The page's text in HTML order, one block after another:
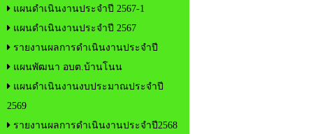
แผนดำเนินงานประจำปี 2567-1
แผนดำเนินงานประจำปี 2567
รายงานผลการดำเนินงานประจำปี
แผนพัฒนา อบต.บ้านโนน
แผนดำเนินงานงบประมาณประจำปี
2569
รายงานผลการดำเนินงานประจำปี2568